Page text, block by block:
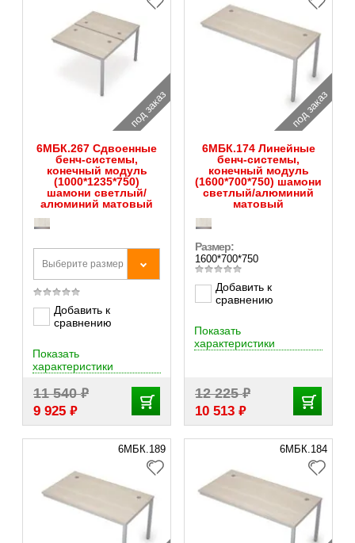
под заказ
6МБК.267 Сдвоенные
бенч-системы,
конечный модуль
(1000*1235*750)
шамони светлый/
алюминий матовый
Выберите размер
Добавить к
сравнению
11 540₽
9 925 ₽
Показать
характеристики
под заказ
6МБК.174 Линейные
бенч-системы,
конечный модуль
(1600*700*750) шамони
светлый/алюминий
матовый
Размер:
1600*700*750
Добавить к
сравнению
12 225₽
10 513 ₽
Показать
характеристики
6МБК.189 6МБК.184